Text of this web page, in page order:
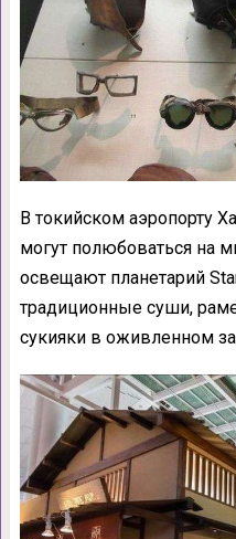
В токийском аэропорту
могут полюбоваться на
освещают планетарий
традиционные суши,
сукияки в оживленном